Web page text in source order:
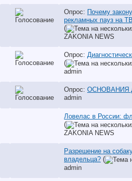
Опрос: Почему
рекламных пауз на
(
ZAKONIA NEWS
Опрос:
(
аdmin
Опрос: ОСНОВАНИЯ
аdmin
Ловелас в России:
(
ZAKONIA NEWS
Разрешение на
владельца? (
аdmin